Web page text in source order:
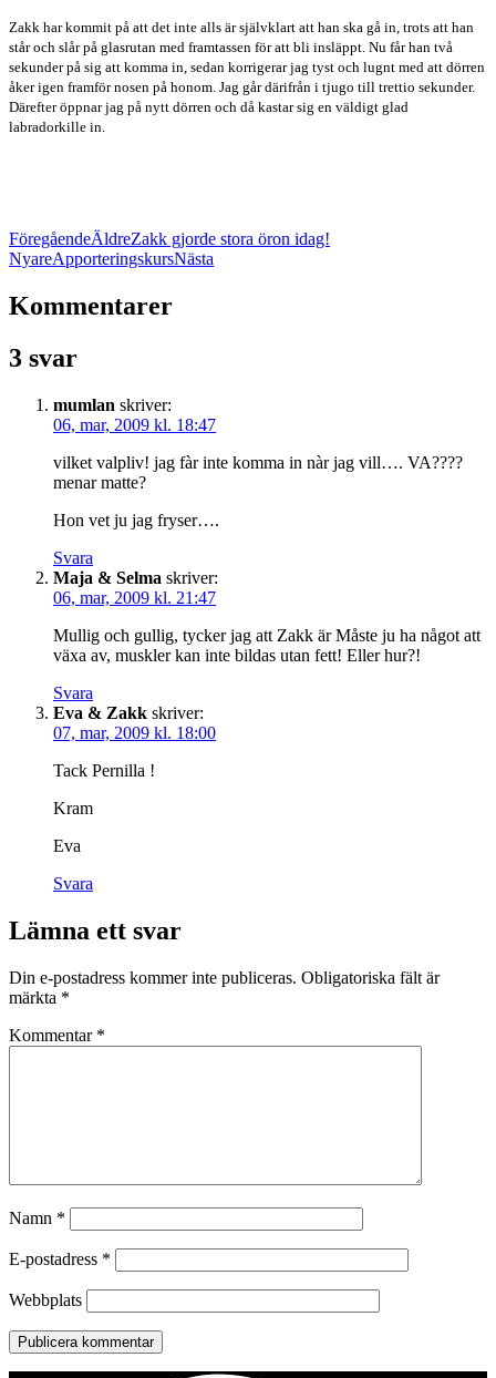
Zakk har kommit på att det inte alls är självklart att han ska gå in, trots att han
står och slår på glasrutan med framtassen för att bli insläppt. Nu får han två
sekunder på sig att komma in, sedan korrigerar jag tyst och lugnt med att dörren
åker igen framför nosen på honom. Jag går därifrån i tjugo till trettio sekunder.
Därefter öppnar jag på nytt dörren och då kastar sig en väldigt glad
labradorkille in.
FöregåendeÄldreZakk gjorde stora öron idag!
NyareApporteringskursNästa
Kommentarer
3 svar
mumlan skriver:
06, mar, 2009 kl. 18:47
vilket valpliv! jag fàr inte komma in nàr jag vill…. VA????
menar matte?
Hon vet ju jag fryser….
Svara
Maja & Selma skriver:
06, mar, 2009 kl. 21:47
Mullig och gullig, tycker jag att Zakk är Måste ju ha något att
växa av, muskler kan inte bildas utan fett! Eller hur?!
Svara
Eva & Zakk skriver:
07, mar, 2009 kl. 18:00
Tack Pernilla !
Kram
Eva
Svara
Lämna ett svar
Din e-postadress kommer inte publiceras. Obligatoriska fält är
märkta *
Kommentar *
Namn *
E-postadress *
Webbplats